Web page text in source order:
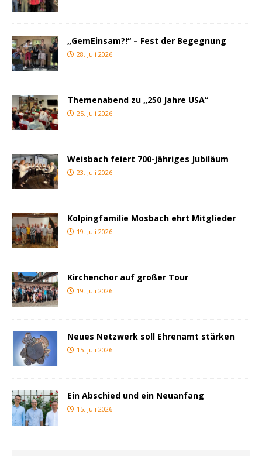
„GemEinsam?!“ – Fest der Begegnung
28. Juli 2026
Themenabend zu „250 Jahre USA“
25. Juli 2026
Weisbach feiert 700-jähriges Jubiläum
23. Juli 2026
Kolpingfamilie Mosbach ehrt Mitglieder
19. Juli 2026
Kirchenchor auf großer Tour
19. Juli 2026
Neues Netzwerk soll Ehrenamt stärken
15. Juli 2026
Ein Abschied und ein Neuanfang
15. Juli 2026